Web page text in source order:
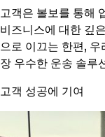
고객은 볼보를 통해
비즈니스에 대한 깊
으로 이끄는 한편,
장 우수한 운송 솔루
고객 성공에 기여